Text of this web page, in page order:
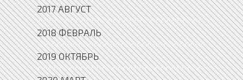
2017 АВГУСТ
2018 ФЕВРАЛЬ
2019 ОКТЯБРЬ